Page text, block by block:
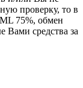
проверку, то в
75%, обмен
Вами средства за